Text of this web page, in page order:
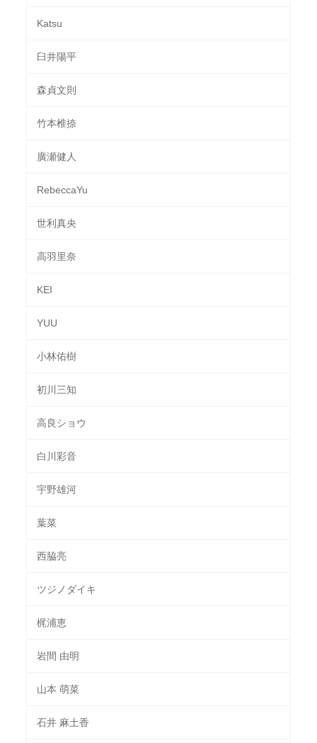
Katsu
臼井陽平
森貞文則
竹本椎捺
廣瀬健人
RebeccaYu
世利真央
高羽里奈
KEI
YUU
小林佑樹
初川三知
高良ショウ
白川彩音
宇野雄河
葉菜
西脇亮
ツジノダイキ
梶浦恵
岩間 由明
山本 萌菜
石井 麻土香